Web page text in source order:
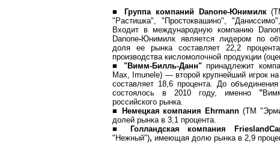
■ Группа компаний
Danone-Юнимилк
"Растишка", "Простоквашино",
Входит в международную компанию
Danone-Юнимилк является лидером по
доля ее рынка составляет 22,2
производства кисломолочной продукции
■ "Вимм-Билль-Данн"принадлежит
Max, Imunele) — второй крупнейший игрок
составляет 18,6 процента. До
состоялось в 2010 году, именно "
российского рынка.
■
Немецкая компания Ehrmann (ТМ
долей рынка в 3,1 процента.
■
Голландская компания
"Нежный"), имеющая долю рынка в 2,9